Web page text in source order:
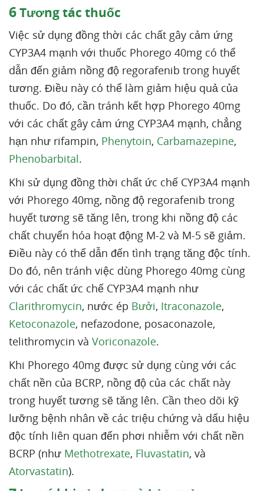
6Tương tác thuốc
Việc sử dụng đồng thời các chất gây cảm ứng
CYP3A4 mạnh với thuốc Phorego 40mg có thể
dẫn đến giảm nồng độ regorafenib trong huyết
tương. Điều này có thể làm giảm hiệu quả của
thuốc. Do đó, cần tránh kết hợp Phorego 40mg
với các chất gây cảm ứng CYP3A4 mạnh, chẳng
hạn như rifampin, Phenytoin, Carbamazepine,
Phenobarbital.
Khi sử dụng đồng thời chất ức chế CYP3A4 mạnh
với Phorego 40mg, nồng độ regorafenib trong
huyết tương sẽ tăng lên, trong khi nồng độ các
chất chuyển hóa hoạt động M-2 và M-5 sẽ giảm.
Điều này có thể dẫn đến tình trạng tăng độc tính.
Do đó, nên tránh việc dùng Phorego 40mg cùng
với các chất ức chế CYP3A4 mạnh như
Clarithromycin, nước ép Bưởi, Itraconazole,
Ketoconazole, nefazodone, posaconazole,
telithromycin và Voriconazole.
Khi Phorego 40mg được sử dụng cùng với các
chất nền của BCRP, nồng độ của các chất này
trong huyết tương sẽ tăng lên. Cần theo dõi kỹ
lưỡng bệnh nhân về các triệu chứng và dấu hiệu
độc tính liên quan đến phơi nhiễm với chất nền
BCRP (như Methotrexate, Fluvastatin, và
Atorvastatin).